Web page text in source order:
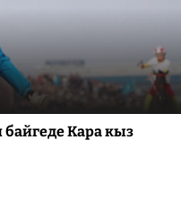
Кара кыз